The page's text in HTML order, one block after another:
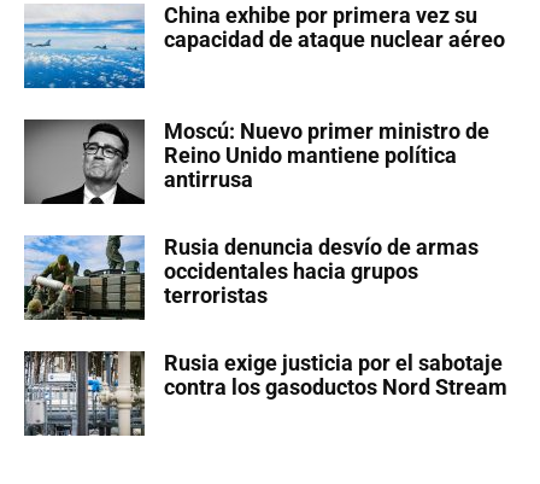
China exhibe por primera vez su
capacidad de ataque nuclear aéreo
Moscú: Nuevo primer ministro de
Reino Unido mantiene política
antirrusa
Rusia denuncia desvío de armas
occidentales hacia grupos
terroristas
Rusia exige justicia por el sabotaje
contra los gasoductos Nord Stream